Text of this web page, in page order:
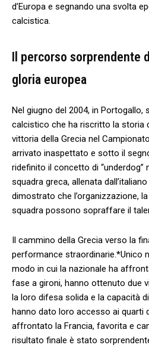
⁤d’Europa e segnando una svolta
calcistica.
Il percorso sorprendente
‌gloria​ europea
Nel giugno ​del 2004, in Portogallo,
calcistico che ha⁢ riscritto la storia
vittoria della Grecia nel
arrivato inaspettato e sotto il
ridefinito‍ il concetto di “underdog”
squadra​ greca, allenata
dimostrato che l’organizzazione,
squadra possono sopraffare⁤ il
Il cammino della ⁣Grecia verso la
performance straordinarie.*Unico
modo in⁤ cui ⁣la nazionale ha
fase a gironi, hanno ottenuto ‍due
la loro ⁢difesa solida e la capacità
hanno dato loro accesso ai quarti‌
affrontato la Francia, favorita e
risultato ⁢finale è stato